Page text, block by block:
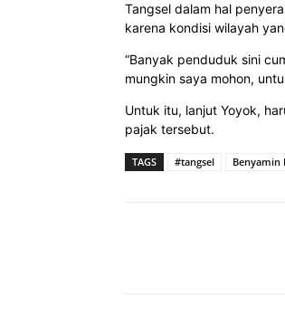
Tangsel dalam hal
karena kondisi wilayah
“Banyak penduduk sini
mungkin saya mohon,
Untuk itu, lanjut Yoyok,
pajak tersebut.
TAGS #tangsel Benyamin